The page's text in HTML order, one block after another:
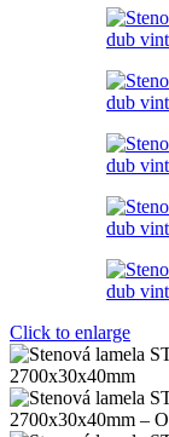
Click to enlarge